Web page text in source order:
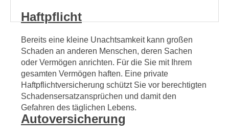
Haftpflicht
Bereits eine kleine Unachtsamkeit kann großen
Schaden an anderen Menschen, deren Sachen
oder Vermögen anrichten. Für die Sie mit Ihrem
gesamten Vermögen haften. Eine private
Haftpflichtversicherung schützt Sie vor berechtigten
Schadensersatzansprüchen und damit den
Gefahren des täglichen Lebens.
Autoversicherung